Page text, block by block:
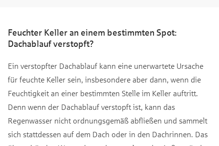
Feuchter Keller an einem bestimmten Spot:
Dachablauf verstopft?
Ein verstopfter Dachablauf kann eine unerwartete Ursache
für feuchte Keller sein, insbesondere aber dann, wenn die
Feuchtigkeit an einer bestimmten Stelle im Keller auftritt.
Denn wenn der Dachablauf verstopft ist, kann das
Regenwasser nicht ordnungsgemäß abfließen und sammelt
sich stattdessen auf dem Dach oder in den Dachrinnen. Das